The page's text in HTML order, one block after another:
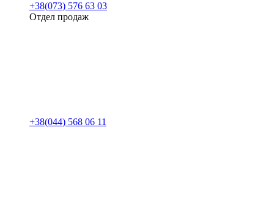
+38(073) 576 63 03
Отдел продаж
+38(044) 568 06 11